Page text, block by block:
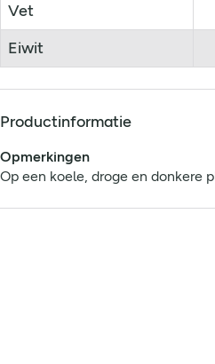
Vet
Eiwit
Productinformatie
Opmerkingen
Op een koele, droge en donkere